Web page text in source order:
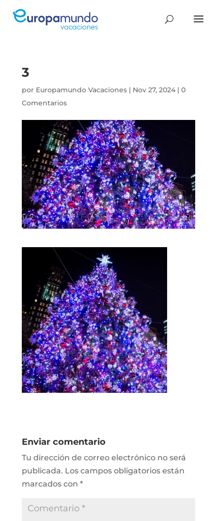
3
por Europamundo Vacaciones| Nov 27, 2024| 0
Comentarios
Enviar comentario
Tu dirección de correo electrónico no será
publicada. Los campos obligatorios están
marcados con *